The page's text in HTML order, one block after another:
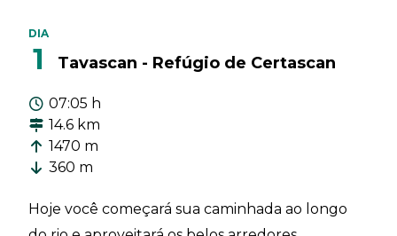
DIA
1 Tavascan - Refúgio de Certascan
07:05 h
14.6 km
1470 m
360 m
Hoje você começará sua caminhada ao longo